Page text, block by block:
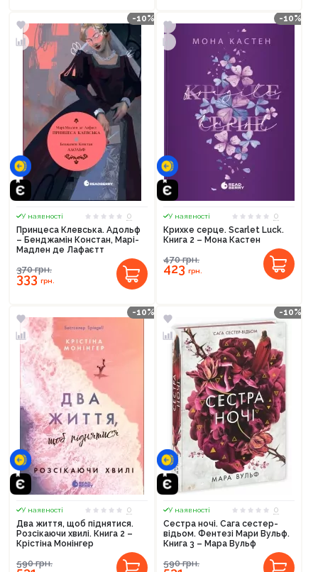
-10%
У наявності
0
Принцеса Клевська. Адольф
– Бенджамін Констан, Марі-
Мадлен де Лафаєтт
370грн.
333грн.
-10%
У наявності
0
Крихке серце. Scarlet Luck.
Книга 2 – Мона Кастен
470грн.
423грн.
-10%
У наявності
0
Два життя, щоб піднятися.
Розсікаючи хвилі. Книга 2 –
Крістіна Монінгер
590грн.
-10%
У наявності
0
Сестра ночі. Сага сестер-
відьом. Фентезі Мари Вульф.
Книга 3 – Мара Вульф
590грн.